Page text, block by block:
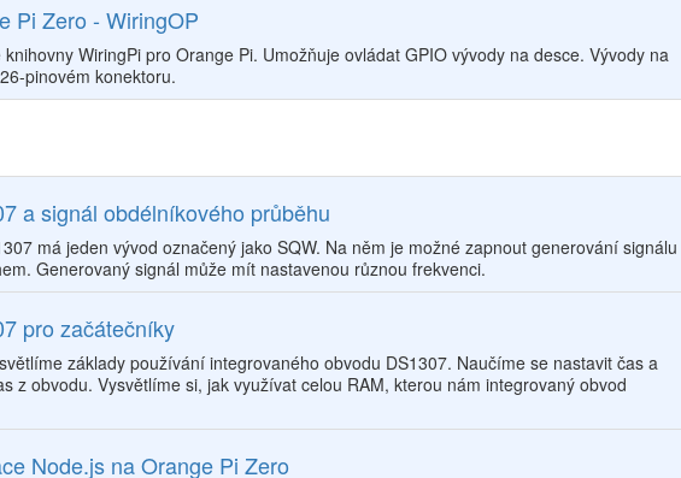
Pi Zero - WiringOP
WiringPi pro Orange Pi. Umožňuje ovládat GPIO vývody na desce. Vývody na
pinovém konektoru.
a signál obdélníkového průběhu
má jeden vývod označený jako SQW. Na něm je možné zapnout generování signálu
Generovaný signál může mít nastavenou různou frekvenci.
pro začátečníky
základy používání integrovaného obvodu DS1307. Naučíme se nastavit čas a
z obvodu. Vysvětlíme si, jak využívat celou RAM, kterou nám integrovaný obvod
Node.js na Orange Pi Zero